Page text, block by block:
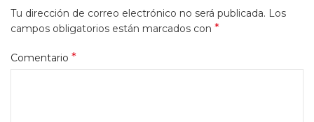
Tu dirección de correo electrónico no será publicada. Los
campos obligatorios están marcados con *
Comentario *